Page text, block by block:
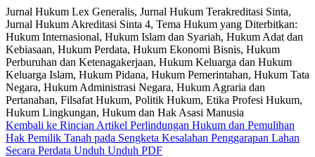
Jurnal Hukum Lex Generalis, Jurnal Hukum Terakreditasi Sinta,
Jurnal Hukum Akreditasi Sinta 4, Tema Hukum yang Diterbitkan:
Hukum Internasional, Hukum Islam dan Syariah, Hukum Adat dan
Kebiasaan, Hukum Perdata, Hukum Ekonomi Bisnis, Hukum
Perburuhan dan Ketenagakerjaan, Hukum Keluarga dan Hukum
Keluarga Islam, Hukum Pidana, Hukum Pemerintahan, Hukum Tata
Negara, Hukum Administrasi Negara, Hukum Agraria dan
Pertanahan, Filsafat Hukum, Politik Hukum, Etika Profesi Hukum,
Hukum Lingkungan, Hukum dan Hak Asasi Manusia
Kembali ke Rincian Artikel Perlindungan Hukum dan Pemulihan
Hak Pemilik Tanah pada Sengketa Kesalahan Penggarapan Lahan
Secara Perdata Unduh Unduh PDF